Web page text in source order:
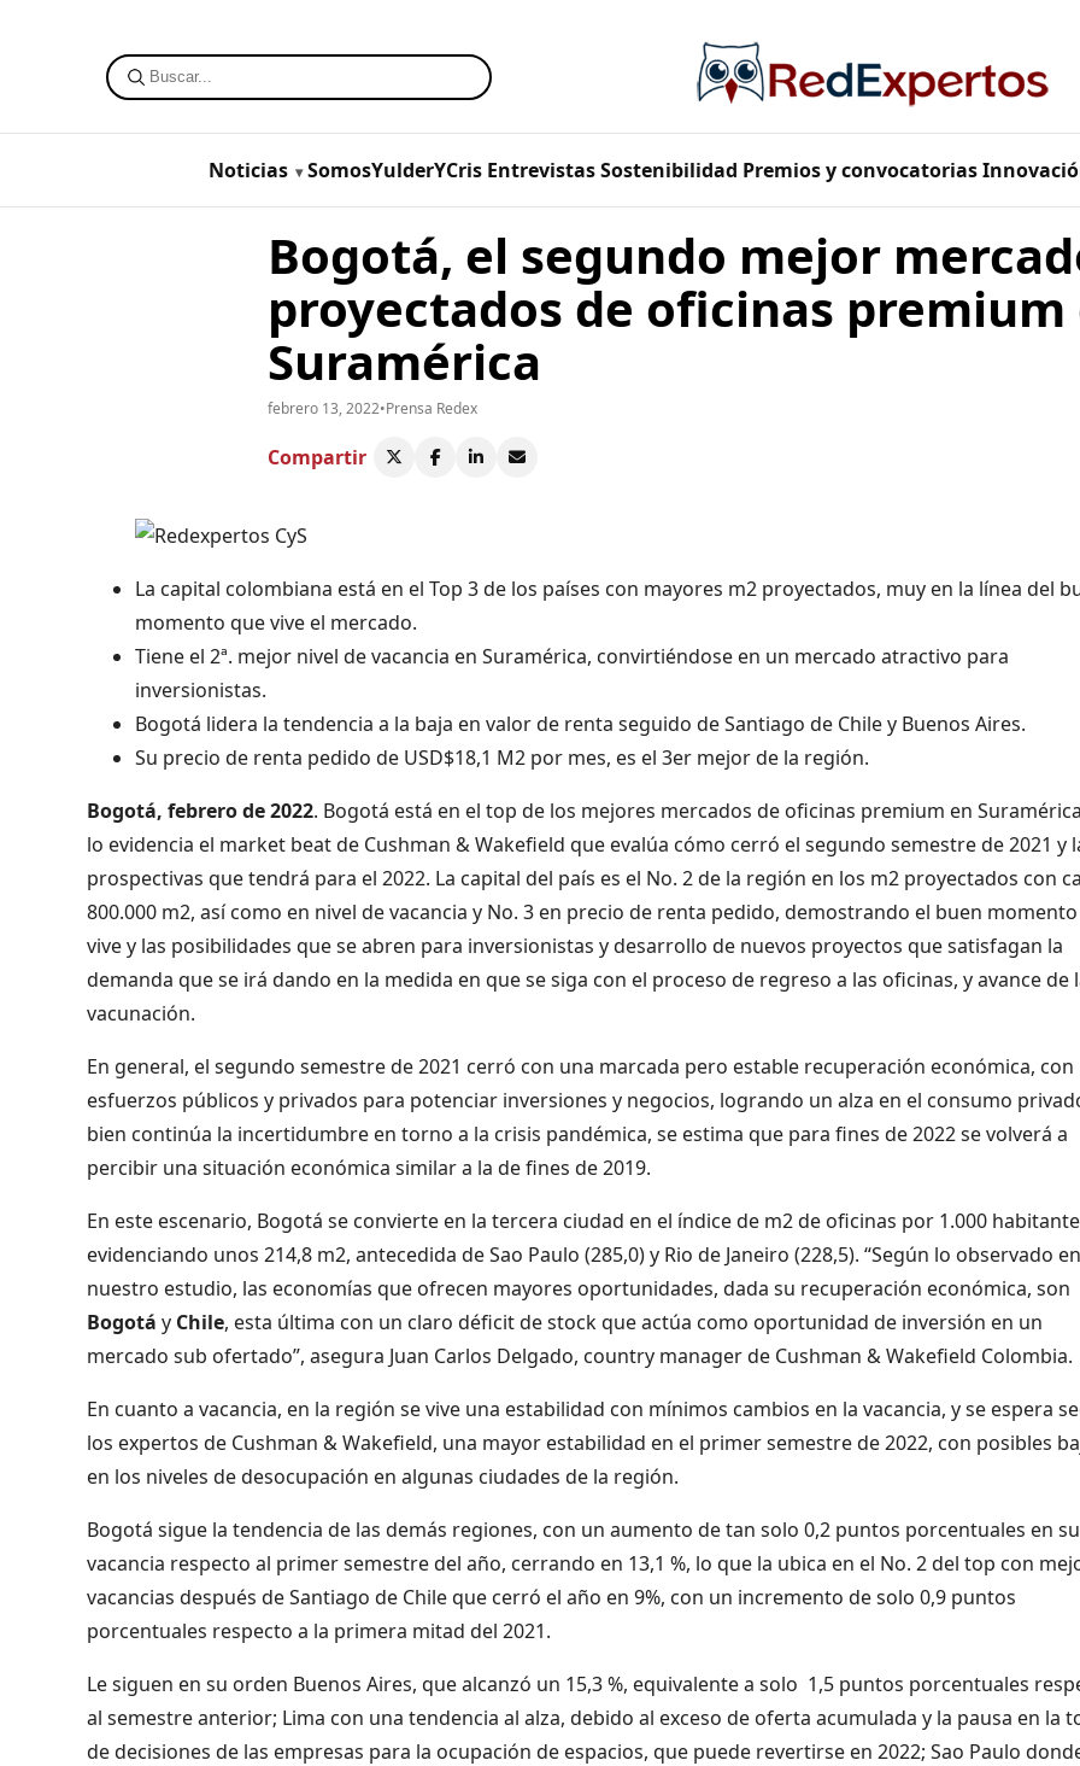
Noticias SomosYulderYCris Entrevistas Sostenibilidad Premios y convocatorias
Bogotá, el segundo mejor
proyectados de oficinas premium
Suramérica
febrero 13, 2022•Prensa Redex
Compartir
La capital colombiana está en el Top 3 de los países con mayores m2 proyectados, muy en la línea del
momento que vive el mercado.
Tiene el 2ª. mejor nivel de vacancia en Suramérica, convirtiéndose en un mercado atractivo para
inversionistas.
Bogotá lidera la tendencia a la baja en valor de renta seguido de Santiago de Chile y Buenos Aires.
Su precio de renta pedido de USD$18,1 M2 por mes, es el 3er mejor de la región.
Bogotá, febrero de 2022. Bogotá está en el top de los mejores mercados de oficinas premium en
lo evidencia el market beat de Cushman & Wakefield que evalúa cómo cerró el segundo semestre de 2021 y
prospectivas que tendrá para el 2022. La capital del país es el No. 2 de la región en los m2 proyectados con
800.000 m2, así como en nivel de vacancia y No. 3 en precio de renta pedido, demostrando el buen
vive y las posibilidades que se abren para inversionistas y desarrollo de nuevos proyectos que satisfagan la
demanda que se irá dando en la medida en que se siga con el proceso de regreso a las oficinas, y avance de
vacunación.
En general, el segundo semestre de 2021 cerró con una marcada pero estable recuperación económica, con
esfuerzos públicos y privados para potenciar inversiones y negocios, logrando un alza en el consumo
bien continúa la incertidumbre en torno a la crisis pandémica, se estima que para fines de 2022 se volverá a
percibir una situación económica similar a la de fines de 2019.
En este escenario, Bogotá se convierte en la tercera ciudad en el índice de m2 de oficinas por 1.000
evidenciando unos 214,8 m2, antecedida de Sao Paulo (285,0) y Rio de Janeiro (228,5). “Según lo observado en
nuestro estudio, las economías que ofrecen mayores oportunidades, dada su recuperación económica, son
Bogotá y Chile, esta última con un claro déficit de stock que actúa como oportunidad de inversión en un
mercado sub ofertado”, asegura Juan Carlos Delgado, country manager de Cushman & Wakefield Colombia.
En cuanto a vacancia, en la región se vive una estabilidad con mínimos cambios en la vacancia, y se espera
los expertos de Cushman & Wakefield, una mayor estabilidad en el primer semestre de 2022, con posibles
en los niveles de desocupación en algunas ciudades de la región.
Bogotá sigue la tendencia de las demás regiones, con un aumento de tan solo 0,2 puntos porcentuales en su
vacancia respecto al primer semestre del año, cerrando en 13,1 %, lo que la ubica en el No. 2 del top con
vacancias después de Santiago de Chile que cerró el año en 9%, con un incremento de solo 0,9 puntos
porcentuales respecto a la primera mitad del 2021.
Le siguen en su orden Buenos Aires, que alcanzó un 15,3 %, equivalente a solo 1,5 puntos porcentuales
al semestre anterior; Lima con una tendencia al alza, debido al exceso de oferta acumulada y la pausa en la
de decisiones de las empresas para la ocupación de espacios, que puede revertirse en 2022; Sao Paulo